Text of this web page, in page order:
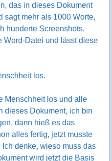
das in dieses Dokument
sagt mehr als 1000 Worte,
hunderte Screenshots,
Word-Datei und lässt diese
los.
Menschheit los und alle
dieses Dokument, ich bin
dann hieß es das
alles fertig, jetzt musste
denke, wieso muss das
wird jetzt die Basis